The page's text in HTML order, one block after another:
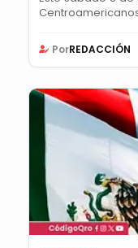
PorREDACCIÓN